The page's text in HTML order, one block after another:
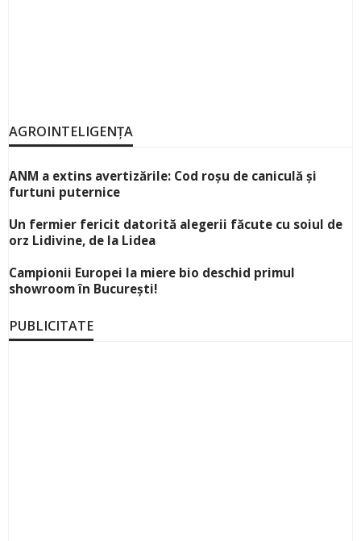
AGROINTELIGENȚA
ANM a extins avertizările: Cod roșu de caniculă și
furtuni puternice
Un fermier fericit datorită alegerii făcute cu soiul de
orz Lidivine, de la Lidea
Campionii Europei la miere bio deschid primul
showroom în București!
PUBLICITATE